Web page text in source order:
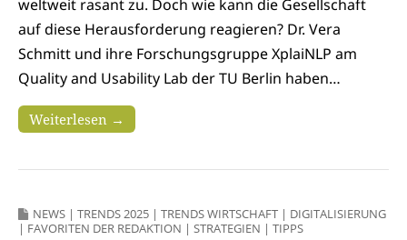
weltweit rasant zu. Doch wie kann die Gesellschaft
auf diese Herausforderung reagieren? Dr. Vera
Schmitt und ihre Forschungsgruppe XplaiNLP am
Quality and Usability Lab der TU Berlin haben…
Weiterlesen →
NEWS | TRENDS 2025 | TRENDS WIRTSCHAFT | DIGITALISIERUNG
| FAVORITEN DER REDAKTION | STRATEGIEN | TIPPS